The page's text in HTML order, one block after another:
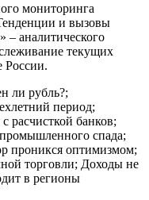
мониторинга
и вызовы
– аналитического
текущих
России.
ли рубль?;
период;
расчисткой банков;
спада;
проникся оптимизмом;
торговли; Доходы не
в регионы